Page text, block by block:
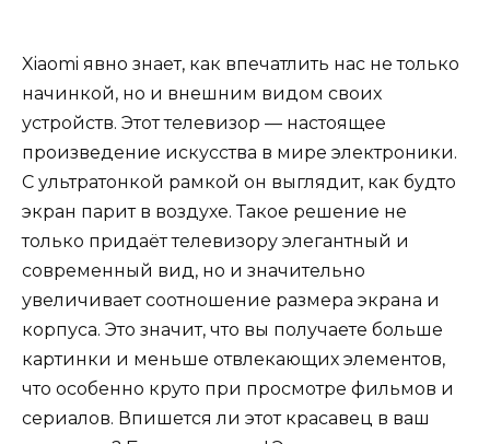
Xiaomi явно знает, как впечатлить нас не только
начинкой, но и внешним видом своих
устройств. Этот телевизор — настоящее
произведение искусства в мире электроники.
С ультратонкой рамкой он выглядит, как будто
экран парит в воздухе. Такое решение не
только придаёт телевизору элегантный и
современный вид, но и значительно
увеличивает соотношение размера экрана и
корпуса. Это значит, что вы получаете больше
картинки и меньше отвлекающих элементов,
что особенно круто при просмотре фильмов и
сериалов. Впишется ли этот красавец в ваш